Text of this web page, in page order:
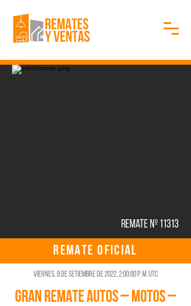
Remate Nº 11313
REMATE OFICIAL
viernes, 9 de setiembre de 2022, 2:00:00 p. m. UTC
GRAN REMATE AUTOS – MOTOS –